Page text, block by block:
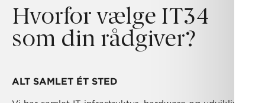
Hvorfor vælge IT34
som din rådgiver?
ALT SAMLET ÉT STED